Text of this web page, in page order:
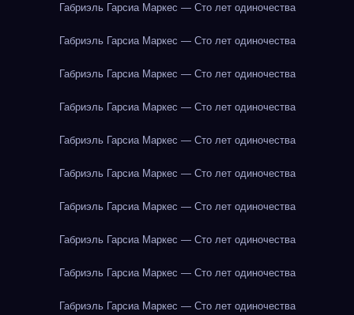
Габриэль Гарсиа Маркес — Сто лет одиночества
Габриэль Гарсиа Маркес — Сто лет одиночества
Габриэль Гарсиа Маркес — Сто лет одиночества
Габриэль Гарсиа Маркес — Сто лет одиночества
Габриэль Гарсиа Маркес — Сто лет одиночества
Габриэль Гарсиа Маркес — Сто лет одиночества
Габриэль Гарсиа Маркес — Сто лет одиночества
Габриэль Гарсиа Маркес — Сто лет одиночества
Габриэль Гарсиа Маркес — Сто лет одиночества
Габриэль Гарсиа Маркес — Сто лет одиночества